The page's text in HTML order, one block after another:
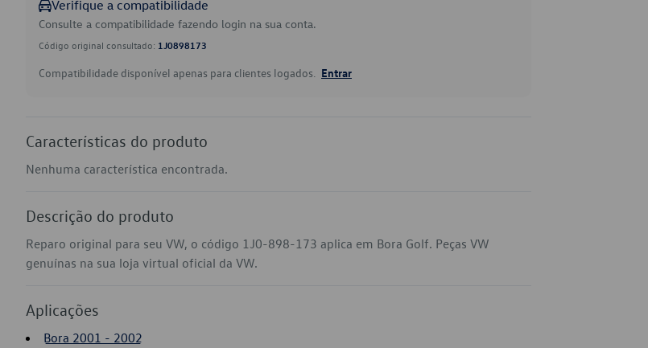
Verifique a compatibilidade
Consulte a compatibilidade fazendo login na sua conta.
Código original consultado: 1J0898173
Compatibilidade disponível apenas para clientes logados. Entrar
Características do produto
Nenhuma característica encontrada.
Descrição do produto
Reparo original para seu VW, o código 1J0-898-173 aplica em Bora Golf. Peças VW
genuínas na sua loja virtual oficial da VW.
Aplicações
Bora 2001 - 2002